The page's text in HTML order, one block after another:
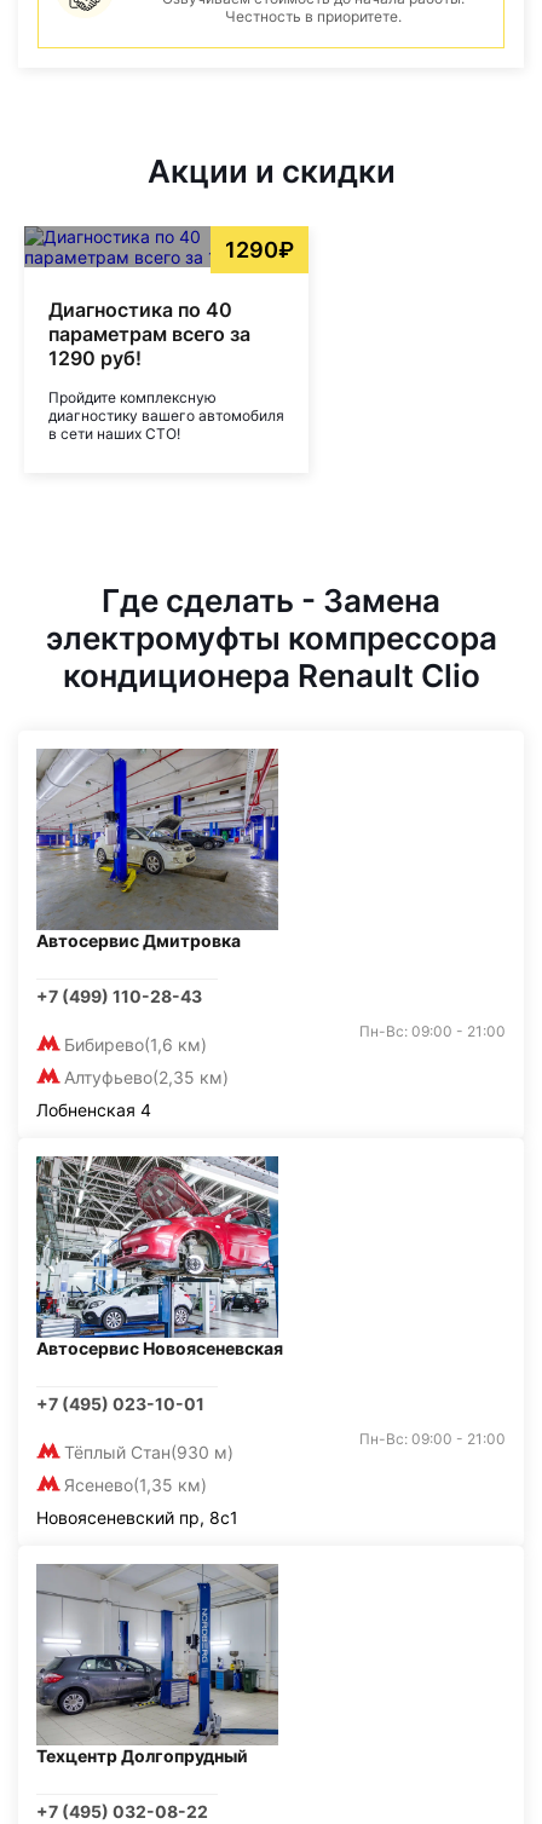
Честность в приоритете.
Акции и скидки
1290₽
Диагностика по 40
параметрам всего за
1290 руб!
Пройдите комплексную
диагностику вашего автомобиля
в сети наших СТО!
Где сделать - Замена
электромуфты компрессора
кондиционера Renault Clio
Автосервис Дмитровка
+7 (499) 110-28-43
Бибирево(1,6 км)
Алтуфьево(2,35 км)
Пн-Вс: 09:00 - 21:00
Лобненская 4
Автосервис Новоясеневская
+7 (495) 023-10-01
Тёплый Стан(930 м)
Ясенево(1,35 км)
Пн-Вс: 09:00 - 21:00
Новоясеневский пр, 8с1
Техцентр Долгопрудный
+7 (495) 032-08-22